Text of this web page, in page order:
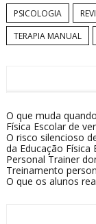
PSICOLOGIA
TERAPIA MANUAL
O que muda
Física Escolar de
O risco silencioso
da Educação Física
Personal Trainer
Treinamento
O que os alunos